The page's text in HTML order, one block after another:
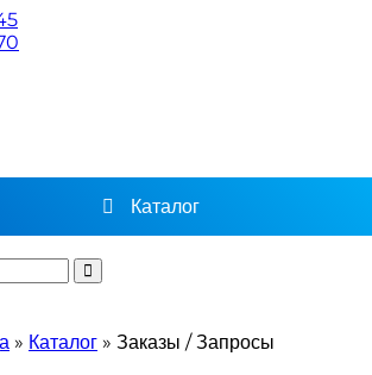
Каталог
» Каталог » Заказы / Запросы